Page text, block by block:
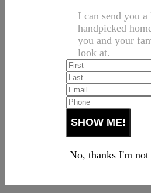
I can send you
handpicked
you and your
look at.
No, thanks I'm not